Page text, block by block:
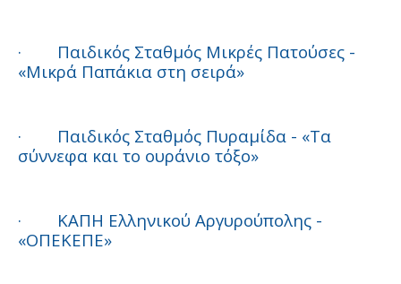
·
Παιδικός Σταθμός Μικρές Πατούσες -
«Μικρά Παπάκια στη σειρά»
·
Παιδικός Σταθμός Πυραμίδα - «Τα
σύννεφα και το ουράνιο τόξο»
·
ΚΑΠΗ Ελληνικού Αργυρούπολης -
«ΟΠΕΚΕΠΕ»